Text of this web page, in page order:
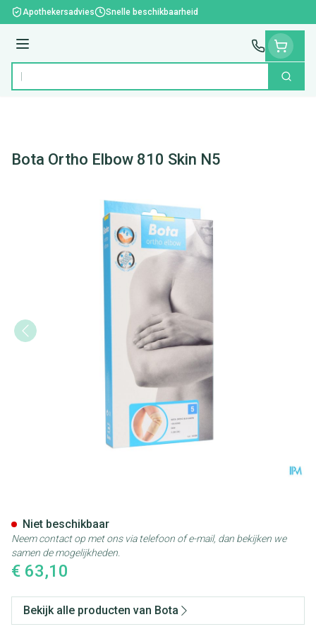
Ga naar de inhoud
Apothekersadvies Snelle beschikbaarheid
Menu
Product, merk, categorie... Zoek
Bota Ortho Elbow 810 Skin N5
€ 63,10
Niet beschikbaar
Neem contact op met ons via telefoon of e-mail, dan bekijken we
samen de mogelijkheden.
Bekijk alle producten van Bota